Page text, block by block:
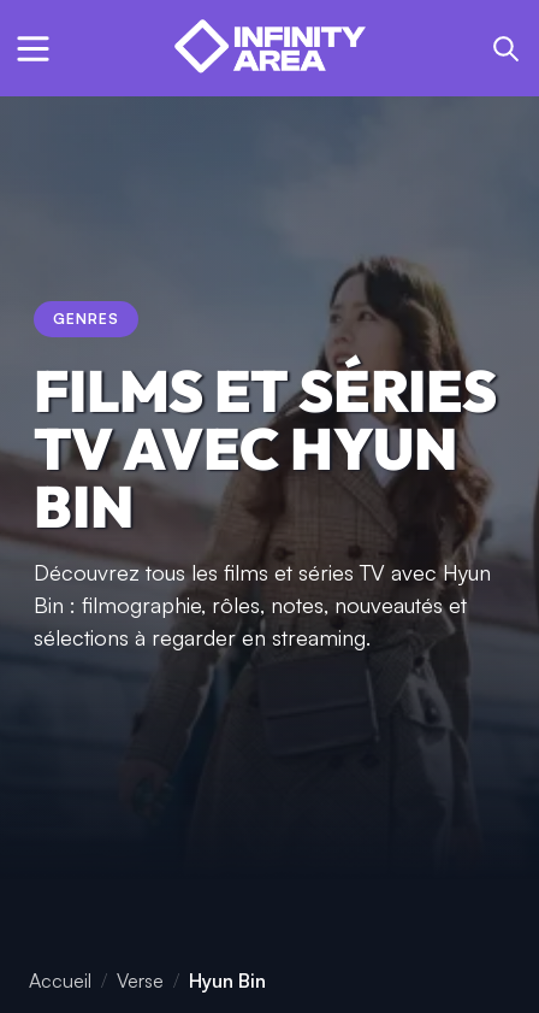
GENRES
FILMS ET SÉRIES
TV AVEC HYUN
BIN
Découvrez tous les films et séries TV avec Hyun
Bin : filmographie, rôles, notes, nouveautés et
sélections à regarder en streaming.
Accueil Verse Hyun Bin